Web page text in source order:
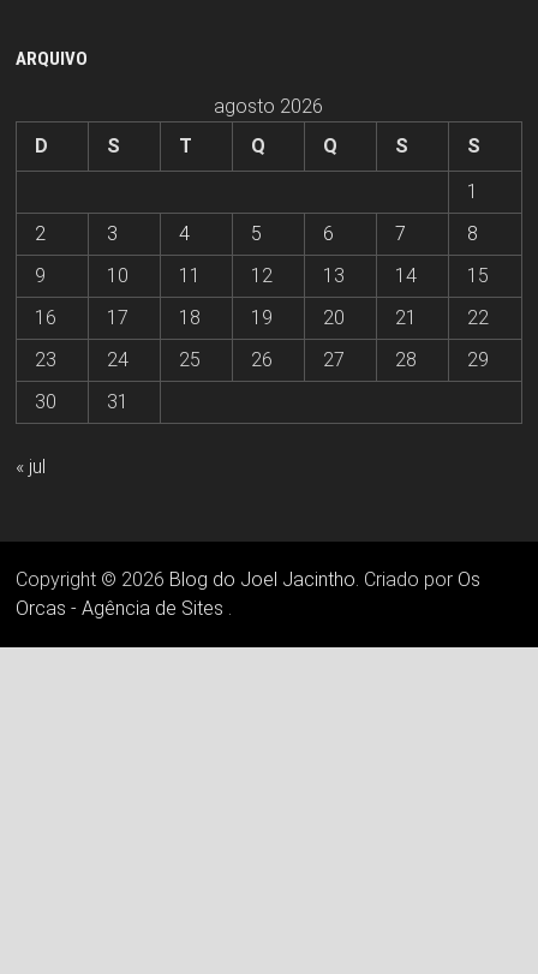
ARQUIVO
agosto 2026
D
S T Q Q S
S
1
2
3 4 5 6 7
8
9
10 11 12 13 14
15
16
17 18 19 20 21
22
23
24 25 26 27 28
29
30
31
« jul
Copyright © 2026 Blog do Joel Jacintho . Criado por Os
Orcas - Agência de Sites